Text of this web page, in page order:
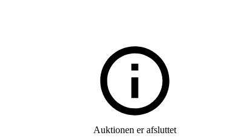
Auktionen er afsluttet